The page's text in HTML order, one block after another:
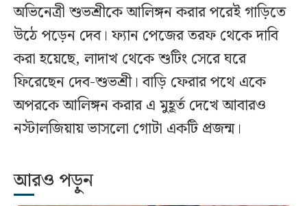
অভিনেত্রী শুভশ্রীকে আলিঙ্গন করার পরেই গাড়িতে
উঠে পড়েন দেব। ফ্যান পেজের তরফ থেকে দাবি
করা হয়েছে, লাদাখ থেকে শুটিং সেরে ঘরে
ফিরেছেন দেব-শুভশ্রী। বাড়ি ফেরার পথে একে
অপরকে আলিঙ্গন করার এ মুহূর্ত দেখে আবারও
নস্টালজিয়ায় ভাসলো গোটা একটি প্রজন্ম।
আরও পড়ুন